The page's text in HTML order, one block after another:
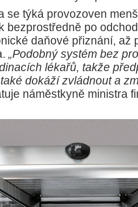
se týká provozoven
bezprostředně po
daňové přiznání, až
„Podobný systém bez
lékařů, takže
dokáží zvládnout a
náměstkyně ministra